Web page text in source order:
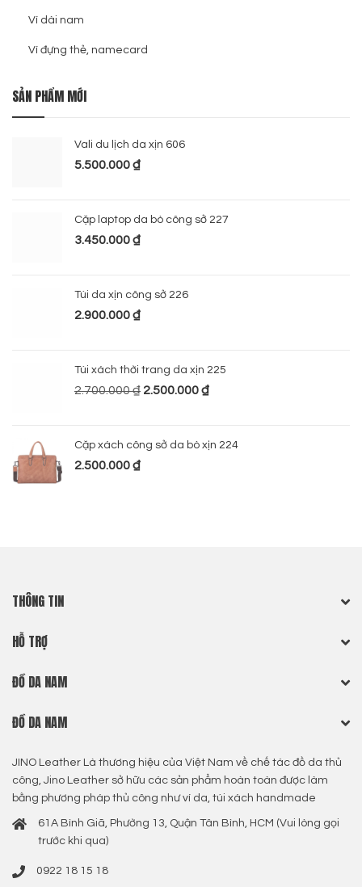
Ví dài nam
Ví đựng thẻ, namecard
SẢN PHẨM MỚI
Vali du lịch da xịn 606
5.500.000₫
Cặp laptop da bò công sở 227
3.450.000₫
Túi da xịn công sở 226
2.900.000₫
Túi xách thời trang da xịn 225
2.700.000₫ 2.500.000₫
Cặp xách công sở da bò xịn 224
2.500.000₫
THÔNG TIN
HỖ TRỢ
ĐỒ DA NAM
ĐỒ DA NAM
JINO Leather Là thương hiệu của Việt Nam về chế tác đồ da thủ
công, Jino Leather sở hữu các sản phẩm hoàn toàn được làm
bằng phương pháp thủ công như ví da, túi xách handmade
61A Bình Giã, Phường 13, Quận Tân Bình, HCM (Vui lòng gọi
trước khi qua)
0922 18 15 18